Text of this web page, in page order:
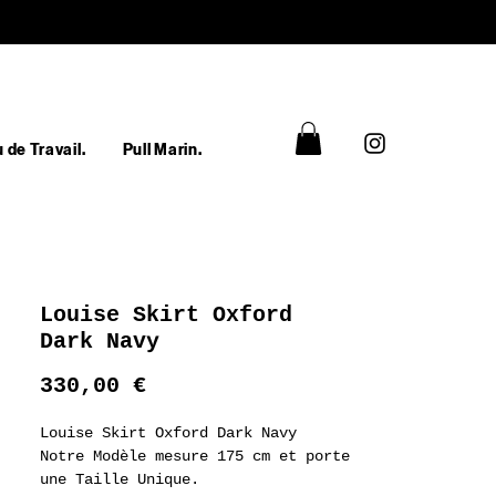
de Travail. Pull Marin.
Louise Skirt Oxford
Dark Navy
330,00 €Prix
Louise Skirt Oxford Dark Navy
Notre Modèle mesure 175 cm et porte
une Taille Unique.